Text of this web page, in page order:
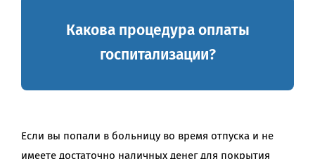
Какова процедура оплаты
госпитализации?
Если вы попали в больницу во время отпуска и не
имеете достаточно наличных денег для покрытия